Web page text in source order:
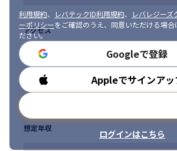
利用規約、 レバテックID利用規約、
レバレジーズ
ーポリシーをご確認のうえ、同意いただける場合
ださい。
Googleで登録
Appleでサインアッ
ログインはこちら
アクセス
勤務時間
想定年収